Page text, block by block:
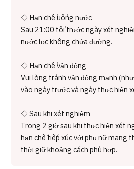
◇ Hạn chế uống nước
Sau 21:00 tối trước ngày xét
nước lọc không chứa đường.
◇ Hạn chế vận động
Vui lòng tránh vận động mạnh
vào ngày trước và ngày thực hiện
◇ Sau khi xét nghiệm
Trong 2 giờ sau khi thực hiện xét
hạn chế tiếp xúc với phụ nữ mang
thời giữ khoảng cách phù hợp.